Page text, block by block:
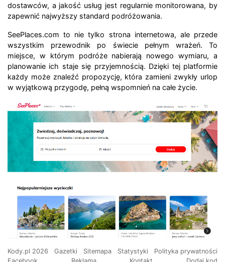
dostawców, a jakość usług jest regularnie monitorowana, by
zapewnić najwyższy standard podróżowania.
SeePlaces.com to nie tylko strona internetowa, ale przede
wszystkim przewodnik po świecie pełnym wrażeń. To
miejsce, w którym podróże nabierają nowego wymiaru, a
planowanie ich staje się przyjemnością. Dzięki tej platformie
każdy może znaleźć propozycję, która zamieni zwykły urlop
w wyjątkową przygodę, pełną wspomnień na całe życie.
Kody.pl 2026 Gazetki Sitemapa Statystyki
Polityka prywatności